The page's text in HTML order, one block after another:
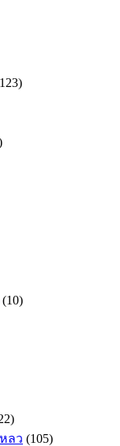
(10)
ลว (105)